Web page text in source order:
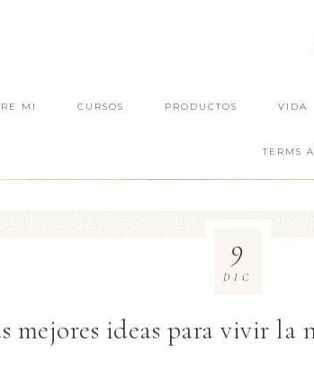
MI CURSOS PRODUCTOS VIDA
TERMS
mejores ideas para vivir la
9
DIC